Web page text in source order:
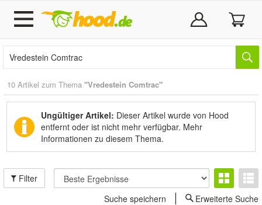
10 Artikel zum Thema "Vredestein Comtrac"
Ungültiger Artikel: Dieser Artikel wurde von Hood
entfernt oder ist nicht mehr verfügbar. Mehr
Informationen zu diesem Thema.
Filter
Suche speichern
Erweiterte Suche